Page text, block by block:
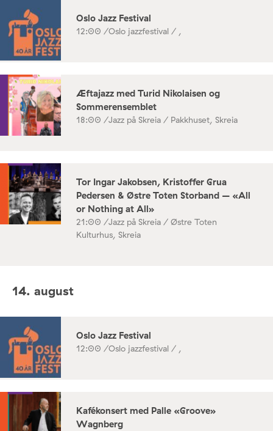
Oslo Jazz Festival
12:00 /Oslo jazzfestival / ,
Æftajazz med Turid Nikolaisen og
Sommerensemblet
18:00 /Jazz på Skreia / Pakkhuset, Skreia
Tor Ingar Jakobsen, Kristoffer Grua
Pedersen & Østre Toten Storband – «All
or Nothing at All»
21:00 /Jazz på Skreia / Østre Toten
Kulturhus, Skreia
14. august
Oslo Jazz Festival
12:00 /Oslo jazzfestival / ,
Kafékonsert med Palle «Groove»
Wagnberg